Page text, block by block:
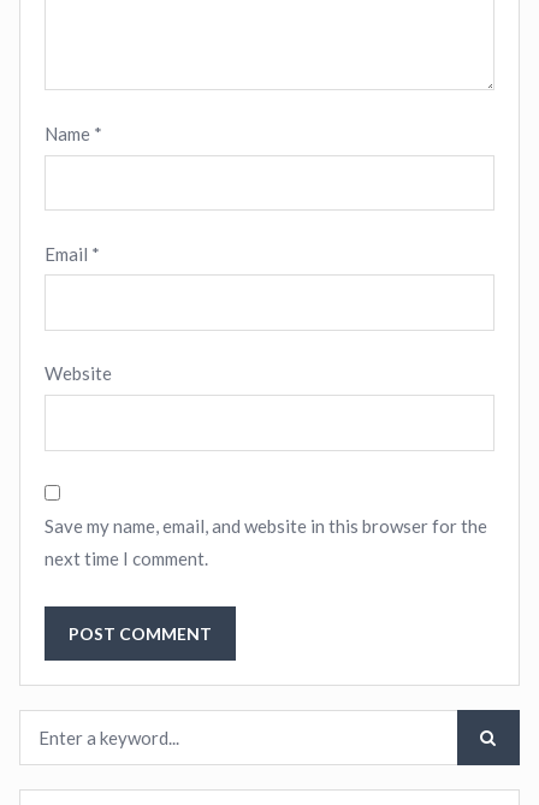
Name *
Email *
Website
Save my name, email, and website in this browser for the
next time I comment.